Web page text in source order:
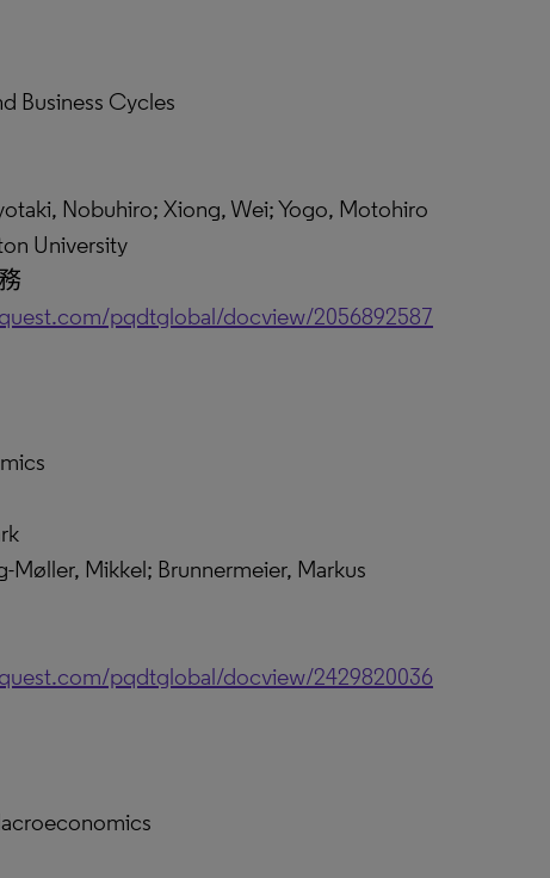
Business Cycles
Nobuhiro; Xiong, Wei; Yogo, Motohiro
University
pqdtglobal/docview/2056892587
Mikkel; Brunnermeier, Markus
pqdtglobal/docview/2429820036